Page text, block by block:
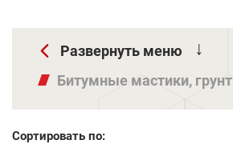
Развернуть меню
Битумные мастики, грунт
Сортировать по: